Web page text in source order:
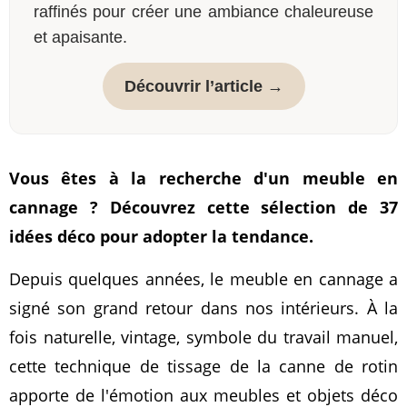
raffinés pour créer une ambiance chaleureuse
et apaisante.
Découvrir l’article →
Vous êtes à la recherche d'un meuble en
cannage ? Découvrez cette sélection de 37
idées déco pour adopter la tendance.
Depuis quelques années, le meuble en cannage a
signé son grand retour dans nos intérieurs. À la
fois naturelle, vintage, symbole du travail manuel,
cette technique de tissage de la canne de rotin
apporte de l'émotion aux meubles et objets déco